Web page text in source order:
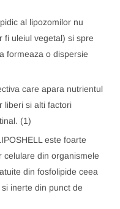
al lipozomilor nu
fi uleiul vegetal) si spre
formeaza o dispersie
care apara nutrientul
liberi si alti factori
(1)
este foarte
din organismele
din fosfolipide ceea
inerte din punct de